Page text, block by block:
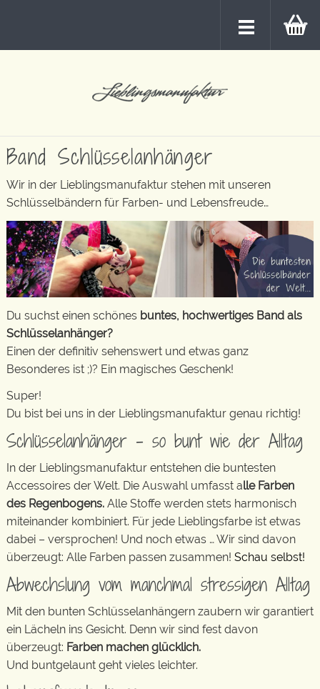
Band Schlüsselanhänger
Wir in der Lieblingsmanufaktur stehen mit unseren
Schlüsselbändern für Farben- und Lebensfreude…
Du suchst einen schönes buntes, hochwertiges Band als
Schlüsselanhänger?
Einen der definitiv sehenswert und etwas ganz
Besonderes ist ;)? Ein magisches Geschenk!
Super!
Du bist bei uns in der Lieblingsmanufaktur genau richtig!
Schlüsselanhänger – so bunt wie der Alltag
In der Lieblingsmanufaktur entstehen die buntesten
Accessoires der Welt. Die Auswahl umfasst alle Farben
des Regenbogens. Alle Stoffe werden stets harmonisch
miteinander kombiniert. Für jede Lieblingsfarbe ist etwas
dabei – versprochen! Und noch etwas … Wir sind davon
überzeugt: Alle Farben passen zusammen! Schau selbst!
Abwechslung vom manchmal stressigen Alltag
Mit den bunten Schlüsselanhängern zaubern wir garantiert
ein Lächeln ins Gesicht. Denn wir sind fest davon
überzeugt: Farben machen glücklich.
Und buntgelaunt geht vieles leichter.